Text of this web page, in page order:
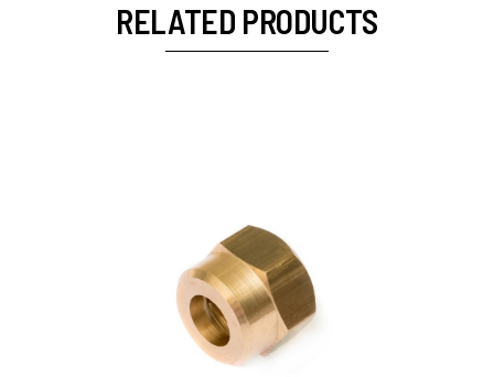
RELATED PRODUCTS